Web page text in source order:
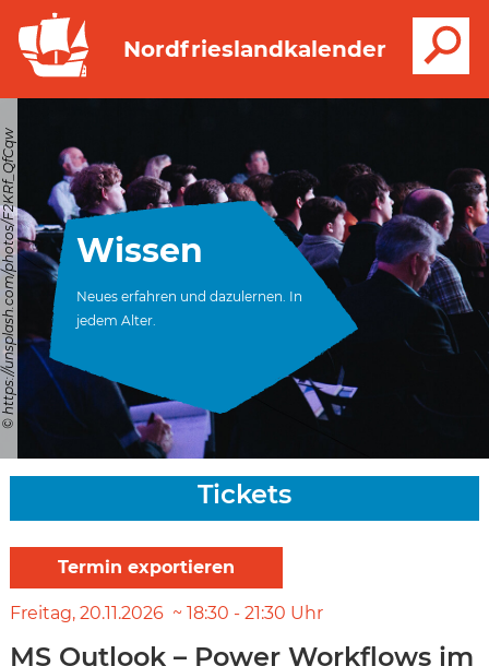
Nordfrieslandkalender
Wissen
Neues erfahren und dazulernen. In
jedem Alter.
© https://unsplash.com/photos/F2KRf_QfCqw
Freitag 20.11.2026 18:30 - 21:30 Uhr
MS Outlook – Power Workflows im
Tickets